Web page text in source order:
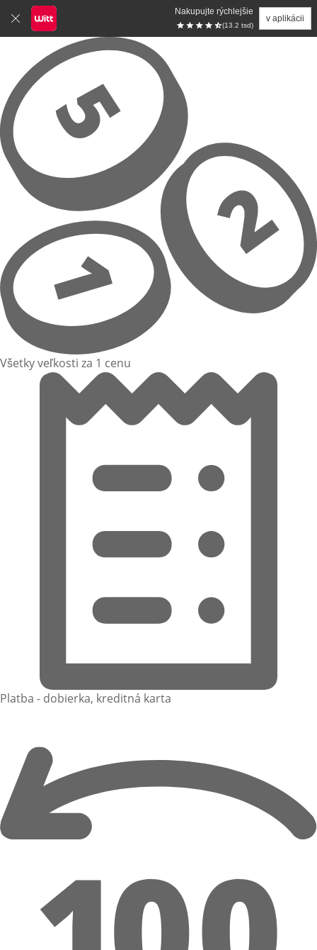
Nakupujte rýchlejšie
(13.2 tsd)
v aplikácii
Prejsť na hlavný obsah
Všetky veľkosti za 1 cenu
Platba - dobierka, kreditná karta